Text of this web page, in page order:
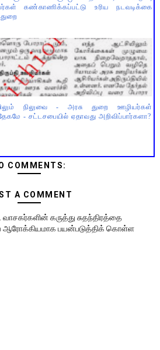
கண்காணிக்கப்பட்டு உரிய நடவடிக்கை
நிலுவை - அரசு துறை ஊழியர்கள்
- சட்டசபையில் ஏதாவது அறிவிப்பார்களா?
COMMENTS:
A COMMENT
கருத்து சுதந்திரத்தை
ஆரோக்கியமாக பயன்படுத்திக் கொள்ள